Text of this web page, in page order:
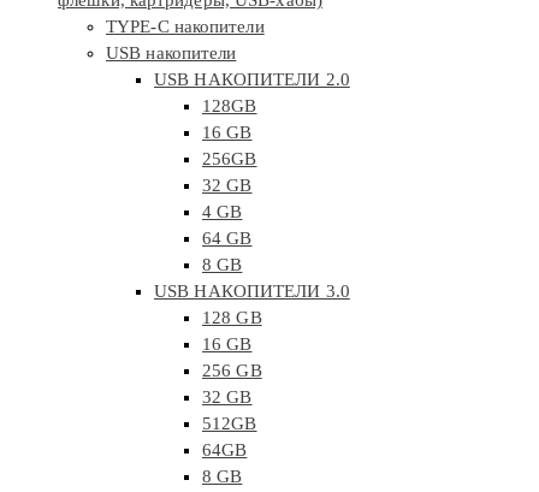
TYPE-C накопители
USB накопители
USB НАКОПИТЕЛИ 2.0
128GB
16 GB
256GB
32 GB
4 GB
64 GB
8 GB
USB НАКОПИТЕЛИ 3.0
128 GB
16 GB
256 GB
32 GB
512GB
64GB
8 GB